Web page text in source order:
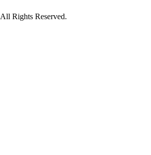
All Rights Reserved.